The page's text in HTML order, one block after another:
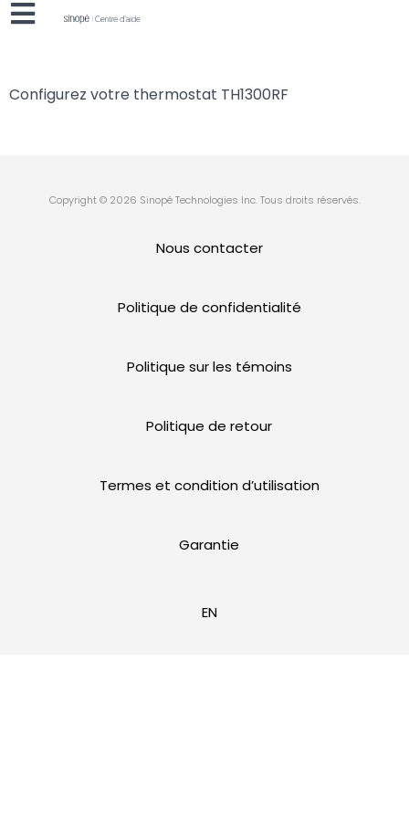
Configurez votre thermostat TH1300RF
Copyright © 2026 Sinopé Technologies Inc. Tous droits réservés.
Nous contacter
Politique de confidentialité
Politique sur les témoins
Politique de retour
Termes et condition d’utilisation
Garantie
EN